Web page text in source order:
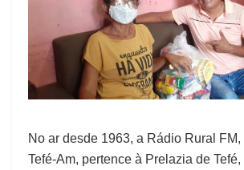
No ar desde 1963, a Rádio Rural
Tefé-Am, pertence à Prelazia de